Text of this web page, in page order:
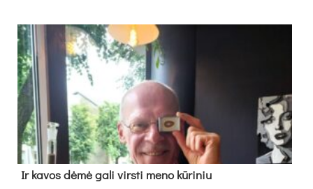
Ir ka­vos dė­mė ga­li virs­ti me­no kū­ri­niu